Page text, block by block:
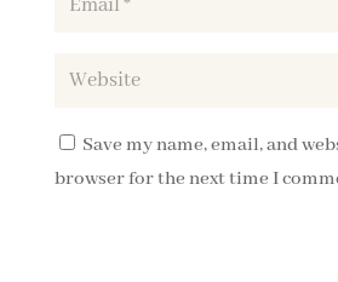
Save my name, email, and
browser for the next time I